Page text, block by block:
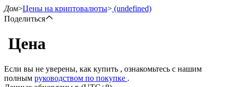
Дом>Цены на криптовалюты> (undefined)
Поделиться
Цена
Если вы не уверены, как купить , ознакомьтесь с нашим
полным руководством по покупке .